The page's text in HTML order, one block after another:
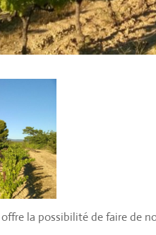
la possibilité de faire de